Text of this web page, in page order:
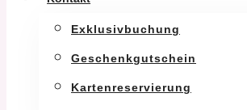
Exklusivbuchung
Geschenkgutschein
Kartenreservierung